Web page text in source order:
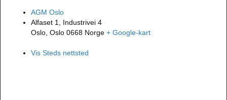
AGM Oslo
Alfaset 1, Industrivei 4
Oslo Oslo 0668 Norge + Google-kart
Vis Steds nettsted